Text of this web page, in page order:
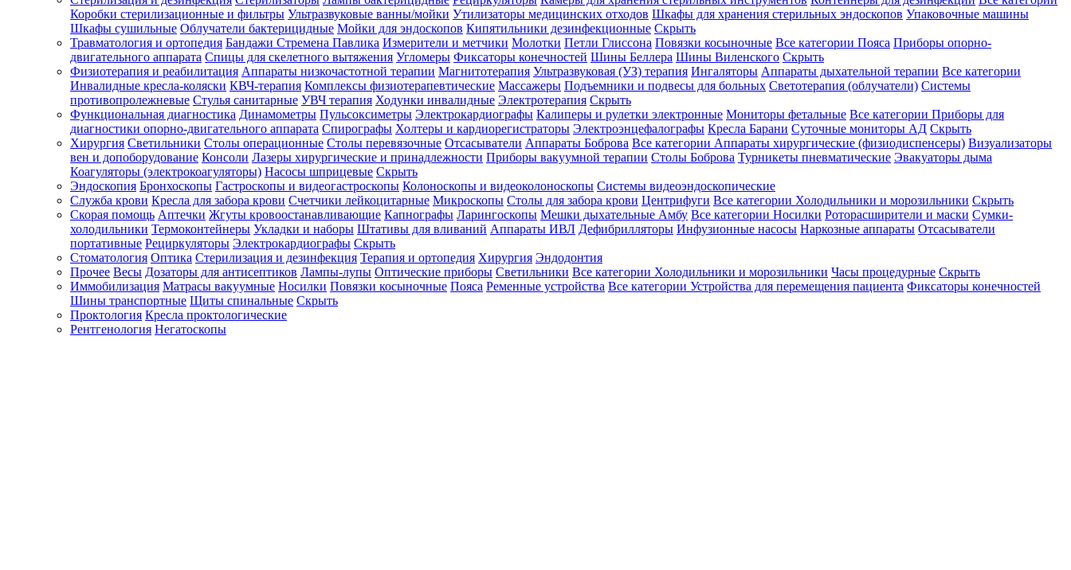
Зарегистрироваться
Зачем
регистрироваться?
Все
покупки
в
одном
месте
Личный
менеджер
Отслеживание
статуса
заказа
Коробки стерилизационные и фильтры Ультразвуковые ванны/мойки Утилизаторы медицинских отходов Шкафы для хранения стерильных эндоскопов Упаковочные машины
Шкафы сушильные Облучатели бактерицидные Мойки для эндоскопов Кипятильники дезинфекционные Скрыть
Травматология и ортопедия Бандажи Стремена Павлика Измерители и метчики Молотки Петли Глиссона Повязки косыночные Все категории Пояса Приборы опорно-
двигательного аппарата Спицы для скелетного вытяжения Угломеры Фиксаторы конечностей Шины Беллера Шины Виленского Скрыть
Физиотерапия и реабилитация Аппараты низкочастотной терапии Магнитотерапия Ультразвуковая (УЗ) терапия Ингаляторы Аппараты дыхательной терапии Все категории
Инвалидные кресла-коляски КВЧ-терапия Комплексы физиотерапевтические Массажеры Подъемники и подвесы для больных Светотерапия (облучатели) Системы
противопролежневые Стулья санитарные УВЧ терапия Ходунки инвалидные Электротерапия Скрыть
Функциональная диагностика Динамометры Пульсоксиметры Электрокардиографы Калиперы и рулетки электронные Мониторы фетальные Все категории Приборы для
диагностики опорно-двигательного аппарата Спирографы Холтеры и кардиорегистраторы Электроэнцефалографы Кресла Барани Суточные мониторы АД Скрыть
Хирургия Светильники Столы операционные Столы перевязочные Отсасыватели Аппараты Боброва Все категории Аппараты хирургические (физиодиспенсеры) Визуализаторы
вен и допоборудование Консоли Лазеры хирургические и принадлежности Приборы вакуумной терапии Столы Боброва Турникеты пневматические Эвакуаторы дыма
Коагуляторы (электрокоагуляторы) Насосы шприцевые Скрыть
Эндоскопия Бронхоскопы Гастроскопы и видеогастроскопы Колоноскопы и видеоколоноскопы Системы видеоэндоскопические
Служба крови Кресла для забора крови Счетчики лейкоцитарные Микроскопы Столы для забора крови Центрифуги Все категории Холодильники и морозильники Скрыть
Скорая помощь Аптечки Жгуты кровоостанавливающие Капнографы Ларингоскопы Мешки дыхательные Амбу Все категории Носилки Роторасширители и маски Сумки-
холодильники Термоконтейнеры Укладки и наборы Штативы для вливаний Аппараты ИВЛ Дефибрилляторы Инфузионные насосы Наркозные аппараты Отсасыватели
портативные Рециркуляторы Электрокардиографы Скрыть
Стоматология Оптика Стерилизация и дезинфекция Терапия и ортопедия Хирургия Эндодонтия
Прочее Весы Дозаторы для антисептиков Лампы-лупы Оптические приборы Светильники Все категории Холодильники и морозильники Часы процедурные Скрыть
Иммобилизация Матрасы вакуумные Носилки Повязки косыночные Пояса Ременные устройства Все категории Устройства для перемещения пациента Фиксаторы конечностей
Шины транспортные Щиты спинальные Скрыть
Проктология Кресла проктологические
Рентгенология Негатоскопы